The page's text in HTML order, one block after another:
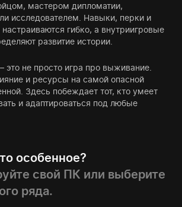
мастером дипломатии,
исследователем. Навыки, перки и
настраиваются гибко, а внутриигровые
развитие истории.
это не просто игра про выживание.
и ресурсы на самой опасной
Здесь побеждает тот, кто умеет
и адаптироваться под любые
особенное?
свой ПК или выберите
ряда.